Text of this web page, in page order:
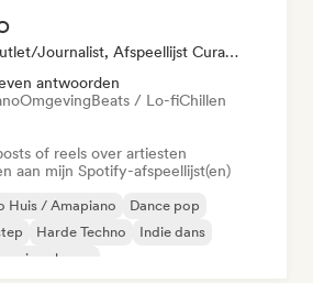
Media Outlet/Journalist, Afspeellijst Curator
antwoorden
OmgevingBeats / Lo-fiChillen
of reels over artiesten
aan mijn Spotify-afspeellijst(en)
Huis / Amapiano
Dance pop
Harde Techno
Indie dans
house